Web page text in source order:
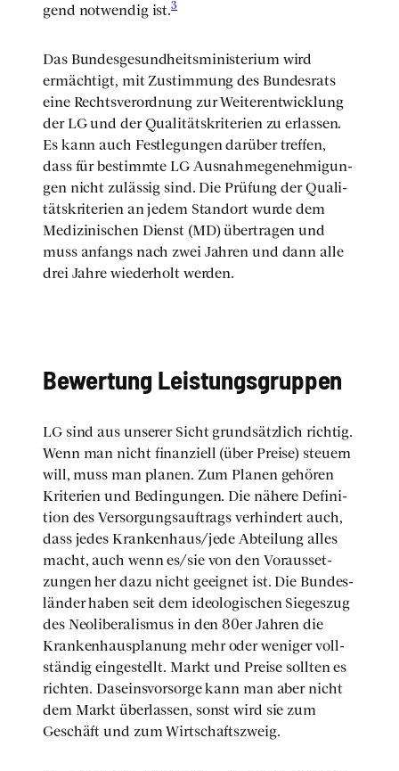
gend not­wen­dig ist.3
Das Bun­des­ge­sund­heits­mi­nis­te­ri­um wird
ermäch­tigt, mit Zustim­mung des Bun­des­rats
eine Rechts­ver­ord­nung zur Wei­ter­ent­wick­lung
der LG und der Qua­li­täts­kri­te­ri­en zu erlas­sen.
Es kann auch Fest­le­gun­gen dar­über tref­fen,
dass für bestimm­te LG Aus­nah­me­ge­neh­mi­gun­
gen nicht zuläs­sig sind. Die Prü­fung der Qua­li­
täts­kri­te­ri­en an jedem Stand­ort wur­de dem
Medi­zi­ni­schen Dienst (MD) über­tra­gen und
muss anfangs nach zwei Jah­ren und dann alle
drei Jah­re wie­der­holt wer­den.
Bewer­tung Leis­tungs­grup­pen
LG sind aus unse­rer Sicht grund­sätz­lich rich­tig.
Wenn man nicht finan­zi­ell (über Prei­se) steu­ern
will, muss man pla­nen. Zum Pla­nen gehö­ren
Kri­te­ri­en und Bedin­gun­gen. Die nähe­re Defi­ni­
ti­on des Ver­sor­gungs­auf­trags ver­hin­dert auch,
dass jedes Krankenhaus/jede Abtei­lung alles
macht, auch wenn es/sie von den Vor­aus­set­
zun­gen her dazu nicht geeig­net ist. Die Bun­des­
län­der haben seit dem ideo­lo­gi­schen Sie­ges­zug
des Neo­li­be­ra­lis­mus in den 80er Jah­ren die
Kran­ken­haus­pla­nung mehr oder weni­ger voll­
stän­dig ein­ge­stellt. Markt und Prei­se soll­ten es
rich­ten. Daseins­vor­sor­ge kann man aber nicht
dem Markt über­las­sen, sonst wird sie zum
Geschäft und zum Wirt­schafts­zweig.